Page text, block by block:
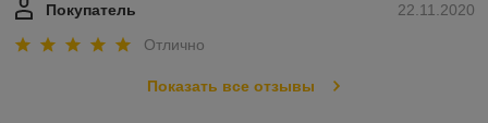
22.11.2020
Покупатель
Отлично
Показать все отзывы